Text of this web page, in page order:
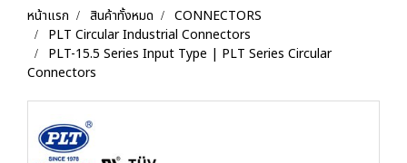
หน้าแรก สินค้าทั้งหมด
CONNECTORS
PLT Circular Industrial Connectors
PLT-15.5 Series Input Type | PLT Series Circular
Connectors